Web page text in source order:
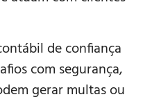
de confiança
com segurança,
gerar multas ou